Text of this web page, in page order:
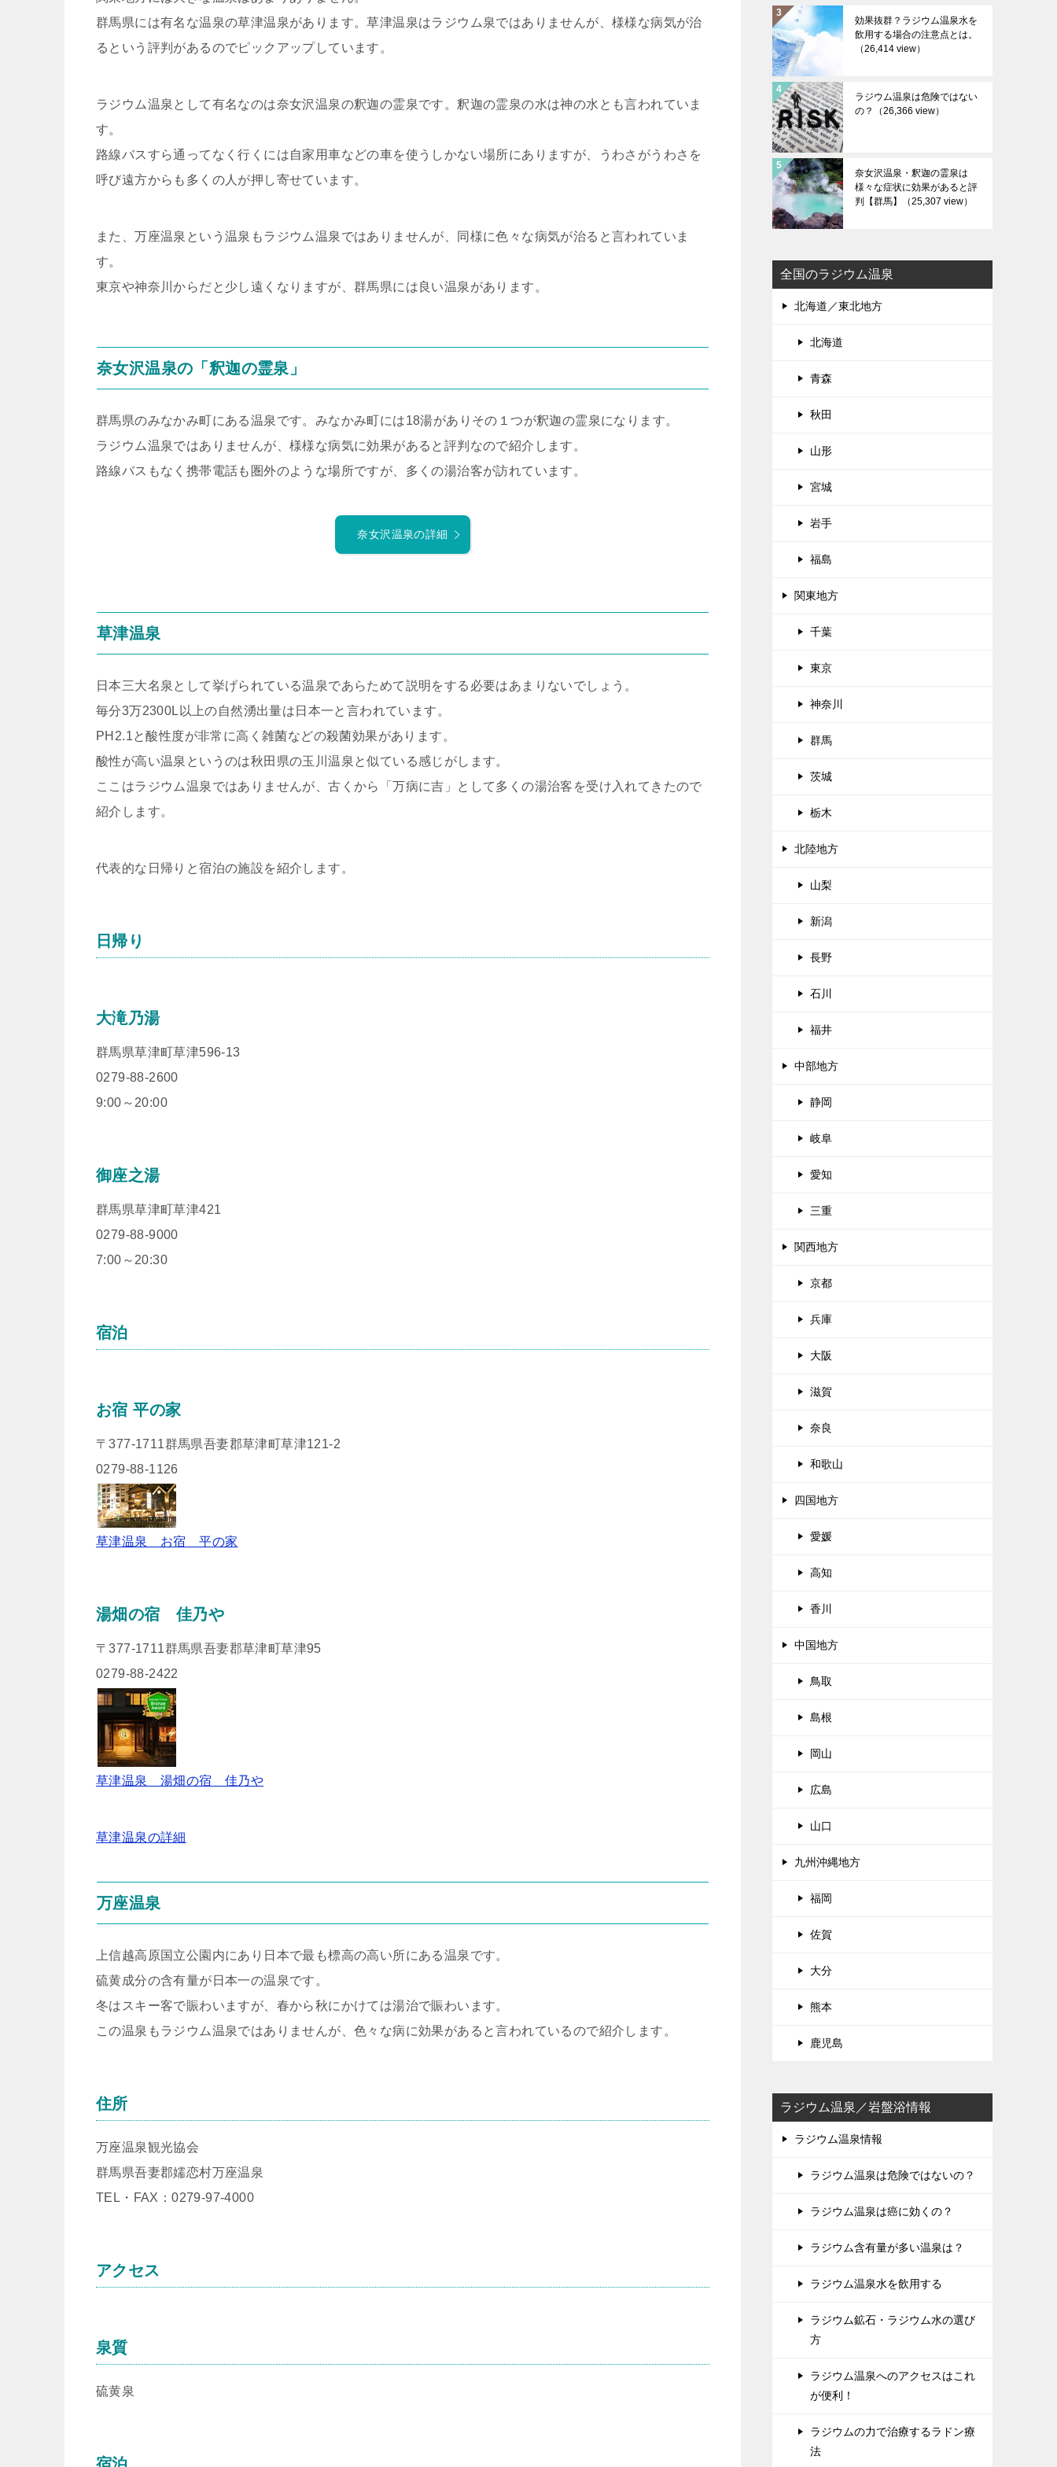
群馬県には有名な温泉の草津温泉があります。草津温泉はラジウム泉ではありませんが、様様な病気が治
るという評判があるのでピックアップしています。
ラジウム温泉として有名なのは奈女沢温泉の釈迦の霊泉です。釈迦の霊泉の水は神の水とも言われていま
す。
路線バスすら通ってなく行くには自家用車などの車を使うしかない場所にありますが、うわさがうわさを
呼び遠方からも多くの人が押し寄せています。
また、万座温泉という温泉もラジウム温泉ではありませんが、同様に色々な病気が治ると言われていま
す。
東京や神奈川からだと少し遠くなりますが、群馬県には良い温泉があります。
奈女沢温泉の「釈迦の霊泉」
群馬県のみなかみ町にある温泉です。みなかみ町には18湯がありその１つが釈迦の霊泉になります。
ラジウム温泉ではありませんが、様様な病気に効果があると評判なので紹介します。
路線バスもなく携帯電話も圏外のような場所ですが、多くの湯治客が訪れています。
奈女沢温泉の詳細
草津温泉
日本三大名泉として挙げられている温泉であらためて説明をする必要はあまりないでしょう。
毎分3万2300L以上の自然湧出量は日本一と言われています。
PH2.1と酸性度が非常に高く雑菌などの殺菌効果があります。
酸性が高い温泉というのは秋田県の玉川温泉と似ている感じがします。
ここはラジウム温泉ではありませんが、古くから「万病に吉」として多くの湯治客を受け入れてきたので
紹介します。
代表的な日帰りと宿泊の施設を紹介します。
日帰り
大滝乃湯
群馬県草津町草津596-13
0279-88-2600
9:00～20:00
御座之湯
群馬県草津町草津421
0279-88-9000
7:00～20:30
宿泊
お宿 平の家
〒377-1711群馬県吾妻郡草津町草津121-2
0279-88-1126
草津温泉 お宿 平の家
湯畑の宿 佳乃や
〒377-1711群馬県吾妻郡草津町草津95
0279-88-2422
草津温泉 湯畑の宿 佳乃や
草津温泉の詳細
万座温泉
上信越高原国立公園内にあり日本で最も標高の高い所にある温泉です。
硫黄成分の含有量が日本一の温泉です。
冬はスキー客で賑わいますが、春から秋にかけては湯治で賑わいます。
この温泉もラジウム温泉ではありませんが、色々な病に効果があると言われているので紹介します。
住所
万座温泉観光協会
群馬県吾妻郡嬬恋村万座温泉
TEL・FAX：0279-97-4000
アクセス
泉質
硫黄泉
効果抜群？ラジウム温泉水を
飲用する場合の注意点とは。
（26,414 view）
ラジウム温泉は危険ではない
の？
（26,366 view）
奈女沢温泉・釈迦の霊泉は
様々な症状に効果があると評
判【群馬】
（25,307 view）
全国のラジウム温泉
北海道／東北地方
北海道
青森
秋田
山形
宮城
岩手
福島
関東地方
千葉
東京
神奈川
群馬
茨城
栃木
北陸地方
山梨
新潟
長野
石川
福井
中部地方
静岡
岐阜
愛知
三重
関西地方
京都
兵庫
大阪
滋賀
奈良
和歌山
四国地方
愛媛
高知
香川
中国地方
鳥取
島根
岡山
広島
山口
九州沖縄地方
福岡
佐賀
大分
熊本
鹿児島
ラジウム温泉／岩盤浴情報
ラジウム温泉情報
ラジウム温泉は危険ではないの？
ラジウム温泉は癌に効くの？
ラジウム含有量が多い温泉は？
ラジウム温泉水を飲用する
ラジウム鉱石・ラジウム水の選び
方
ラジウム温泉へのアクセスはこれ
が便利！
ラジウムの力で治療するラドン療
法